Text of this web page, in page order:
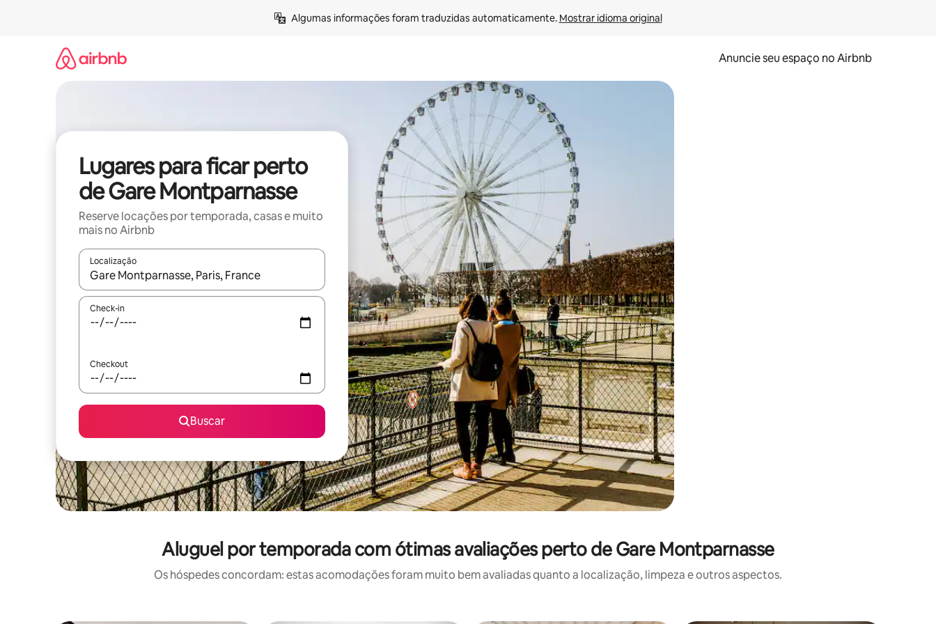
Algumas informações foram traduzidas automaticamente. Mostrar idioma original
Anuncie seu espaço no Airbnb
Lugares para ficar perto
de Gare Montparnasse
Reserve locações por temporada, casas e muito
mais no Airbnb
Localização
Quando os resultados estiverem disponíveis, explore-os usando as seta para cima e para baixo do teclado ou tocando e deslizando o dedo na tela.
Check-in
Checkout
Buscar
Aluguel por temporada com ótimas avaliações perto de Gare Montparnasse
Os hóspedes concordam: estas acomodações foram muito bem avaliadas quanto a localização, limpeza e outros aspectos.